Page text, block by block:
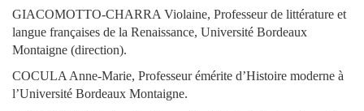
GIACOMOTTO-CHARRA Violaine, Professeur de littérature et
langue françaises de la Renaissance, Université Bordeaux
Montaigne (direction).
COCULA Anne-Marie, Professeur émérite d’Histoire moderne à
l’Université Bordeaux Montaigne.